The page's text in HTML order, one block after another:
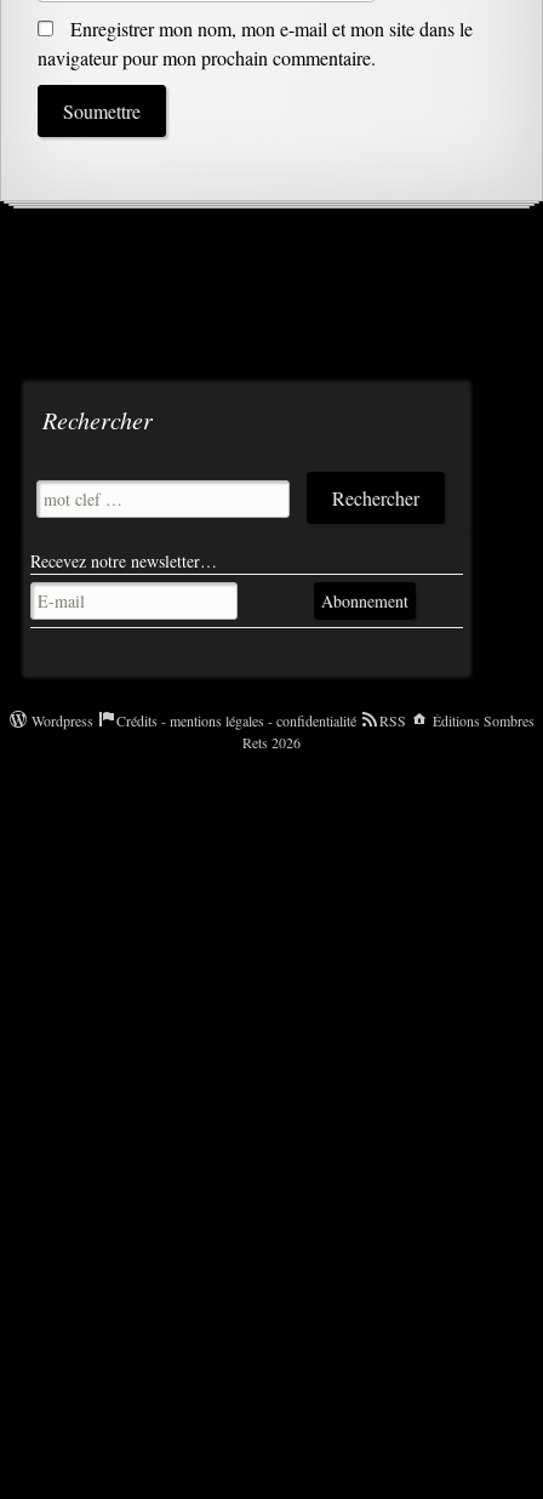
Enregistrer mon nom, mon e-mail et mon site dans le
navigateur pour mon prochain commentaire.
Rechercher
Recevez notre newsletter…
Abonnement
Wordpress Crédits - mentions légales - confidentialité RSS
Éditions Sombres
Rets 2026